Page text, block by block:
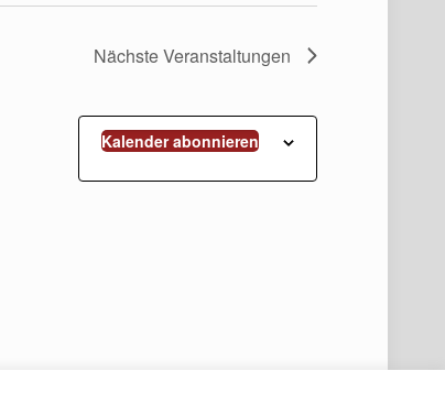
NächsteVeranstaltungen
Kalender abonnieren